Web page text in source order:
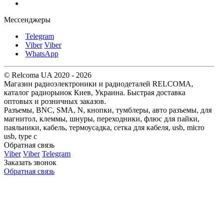
Мессенджеры
Telegram
Viber Viber
WhatsApp
© Relcoma UA 2020 - 2026
Магазин радиоэлектроники и радиодеталей RELCOMA,
каталог радиорынок Киев, Украина. Быстрая доставка
оптовых и розничных заказов.
Разъемы, BNC, SMA, N, кнопки, тумблеры, авто разъемы, для
магнитол, клеммы, шнуры, переходники, флюс для пайки,
паяльники, кабель, термоусадка, сетка для кабеля, usb, micro
usb, type c
Обратная связь
Viber Viber Telegram
Заказать звонок
Обратная связь